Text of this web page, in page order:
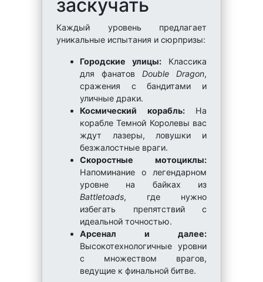
заскучать
Каждый уровень предлагает
уникальные испытания и сюрпризы:
Городские улицы: Классика
для фанатов Double Dragon,
сражения с бандитами и
уличные драки.
Космический корабль:На
корабле Темной Королевы вас
ждут лазеры, ловушки и
безжалостные враги.
Скоростные мотоциклы:
Напоминание о легендарном
уровне на байках из
Battletoads, где нужно
избегать препятствий с
идеальной точностью.
Арсенал и далее:
Высокотехнологичные уровни
с множеством врагов,
ведущие к финальной битве.